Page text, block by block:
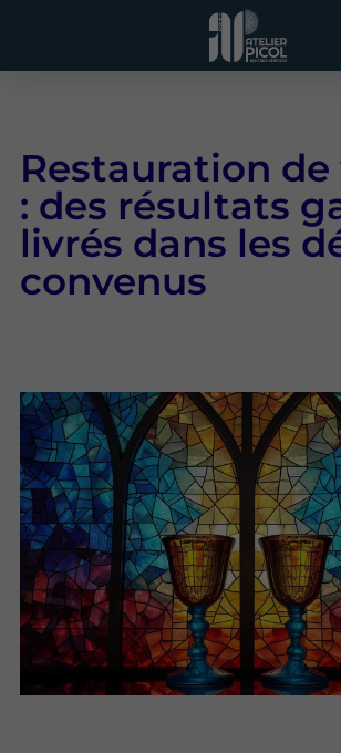
Restauration
: des résultats
livrés dans les
convenus